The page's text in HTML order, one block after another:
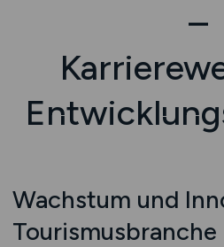
–
Wachstum und
Tourismusbranche